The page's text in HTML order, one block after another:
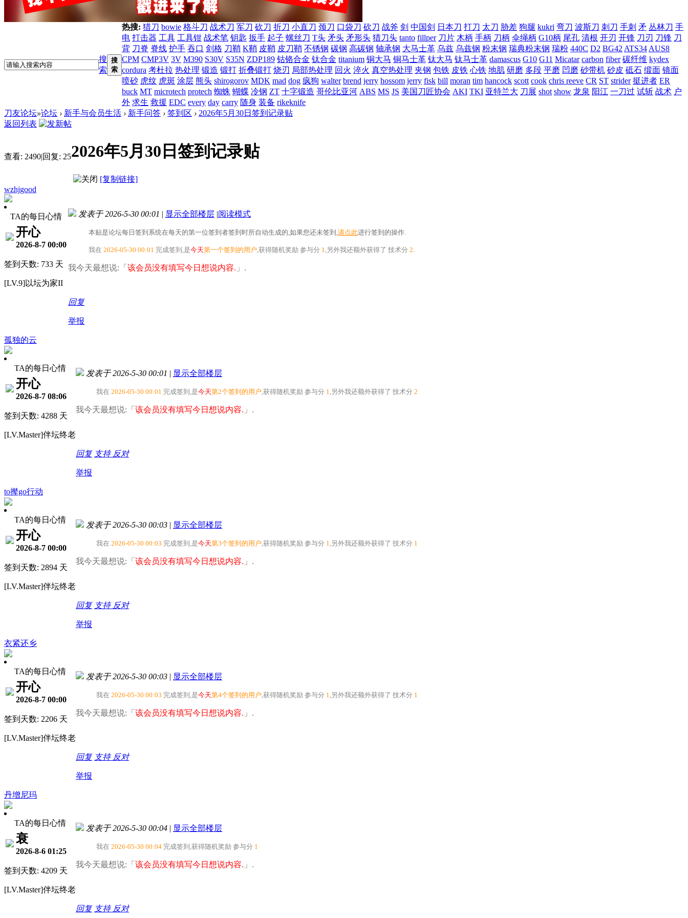
搜
索
搜
索
热搜: 猎刀 bowie 格斗刀 战术刀 军刀 砍刀 折刀 小直刀 颈刀 口袋刀 砍刀 战斧 剑 中国剑 日本刀 打刀 太刀 胁差 狗腿 kukri 弯刀 波斯刀 刺刀 手刺 矛 丛林刀 手
电 打击器 工具 工具钳 战术笔 钥匙 扳手 起子 螺丝刀 T头 矛头 矛形头 猎刀头 tanto fillper 刀片 木柄 手柄 刀柄 伞绳柄 G10柄 尾孔 清根 开刃 开锋 刀刃 刀锋 刀
背 刀脊 脊线 护手 吞口 剑格 刀鞘 K鞘 皮鞘 皮刀鞘 不锈钢 碳钢 高碳钢 轴承钢 大马士革 乌兹 乌兹钢 粉末钢 瑞典粉末钢 瑞粉 440C D2 BG42 ATS34 AUS8
CPM CMP3V 3V M390 S30V S35N ZDP189 钴铬合金 钛合金 titanium 铜大马 铜马士革 钛大马 钛马士革 damascus G10 G11 Micatar carbon fiber 碳纤维 kydex
cordura 考杜拉 热处理 锻造 锻打 折叠锻打 烧刃 局部热处理 回火 淬火 真空热处理 夹钢 包铁 皮铁 心铁 地肌 研磨 多段 平磨 凹磨 砂带机 砂皮 砥石 缎面 镜面
喷砂 虎纹 虎斑 涂层 熊头 shirogorov MDK mad dog 疯狗 walter brend jerry hossom jerry fisk bill moran tim hancock scott cook chris reeve CR ST strider 挺进者 ER
buck MT microtech protech 蜘蛛 蝴蝶 冷钢 ZT 十字锻造 哥伦比亚河 ABS MS JS 美国刀匠协会 AKI TKI 亚特兰大 刀展 shot show 龙泉 阳江 一刀过 试斩 战术 户
外 求生 救援 EDC every day carry 随身 装备 rikeknife
刀友论坛»论坛 › 新手与会员生活 › 新手问答 › 签到区 › 2026年5月30日签到记录贴
返回列表
查看: 2490|回复: 252026年5月30日签到记录贴
[复制链接]
wzhjgood
TA的每日心情
开心
2026-8-7 00:00
签到天数: 733 天
[LV.9]以坛为家II
发表于 2026-5-30 00:01 | 显示全部楼层 |阅读模式
本贴是论坛每日签到系统在每天的第一位签到者签到时所自动生成的,如果您还未签到,请点此进行签到的操作.
我在 2026-05-30 00:01 完成签到,是今天第一个签到的用户,获得随机奖励 参与分 1,另外我还额外获得了 技术分 2.
我今天最想说:「 该会员没有填写今日想说内容. 」.
回复
举报
孤独的云
TA的每日心情
开心
2026-8-7 08:06
签到天数: 4288 天
[LV.Master]伴坛终老
发表于 2026-5-30 00:01 | 显示全部楼层
我在 2026-05-30 00:01 完成签到,是今天第2个签到的用户,获得随机奖励 参与分 1,另外我还额外获得了 技术分 2
我今天最想说:「 该会员没有填写今日想说内容. 」.
回复 支持 反对
举报
to撵go行动
TA的每日心情
开心
2026-8-7 00:00
签到天数: 2894 天
[LV.Master]伴坛终老
发表于 2026-5-30 00:03 | 显示全部楼层
我在 2026-05-30 00:03 完成签到,是今天第3个签到的用户,获得随机奖励 参与分 1,另外我还额外获得了 技术分 1
我今天最想说:「 该会员没有填写今日想说内容. 」.
回复 支持 反对
举报
衣紧还乡
TA的每日心情
开心
2026-8-7 00:00
签到天数: 2206 天
[LV.Master]伴坛终老
发表于 2026-5-30 00:03 | 显示全部楼层
我在 2026-05-30 00:03 完成签到,是今天第4个签到的用户,获得随机奖励 参与分 1,另外我还额外获得了 技术分 1
我今天最想说:「 该会员没有填写今日想说内容. 」.
回复 支持 反对
举报
丹增尼玛
TA的每日心情
衰
2026-8-6 01:25
签到天数: 4209 天
[LV.Master]伴坛终老
发表于 2026-5-30 00:04 | 显示全部楼层
我在 2026-05-30 00:04 完成签到,获得随机奖励 参与分 1
我今天最想说:「 该会员没有填写今日想说内容. 」.
回复 支持 反对